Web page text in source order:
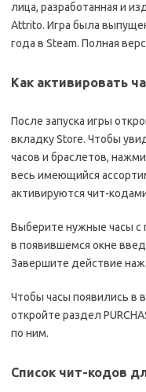
лица, разработанная и
Attrito. Игра была
года в Steam. Полная
Как активировать
После запуска игры
вкладку Store. Чтобы
часов и браслетов,
весь имеющийся
активируются чит-
Выберите нужные часы с
в появившемся окне
Завершите действие
Чтобы часы появились в
откройте раздел
по ним.
Список чит-кодов